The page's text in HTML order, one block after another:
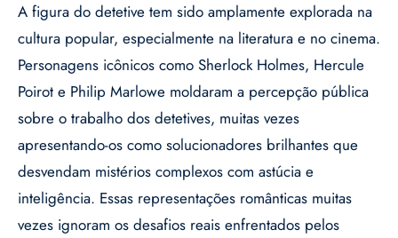
A figura do detetive tem sido amplamente explorada na
cultura popular, especialmente na literatura e no cinema.
Personagens icônicos como Sherlock Holmes, Hercule
Poirot e Philip Marlowe moldaram a percepção pública
sobre o trabalho dos detetives, muitas vezes
apresentando-os como solucionadores brilhantes que
desvendam mistérios complexos com astúcia e
inteligência. Essas representações românticas muitas
vezes ignoram os desafios reais enfrentados pelos